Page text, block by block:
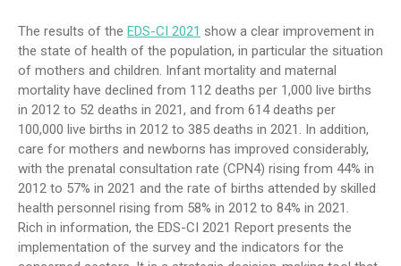
The results of the EDS-CI 2021 show a clear improvement in
the state of health of the population, in particular the situation
of mothers and children. Infant mortality and maternal
mortality have declined from 112 deaths per 1,000 live births
in 2012 to 52 deaths in 2021, and from 614 deaths per
100,000 live births in 2012 to 385 deaths in 2021. In addition,
care for mothers and newborns has improved considerably,
with the prenatal consultation rate (CPN4) rising from 44% in
2012 to 57% in 2021 and the rate of births attended by skilled
health personnel rising from 58% in 2012 to 84% in 2021.
Rich in information, the EDS-CI 2021 Report presents the
implementation of the survey and the indicators for the